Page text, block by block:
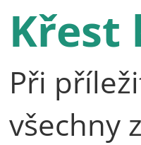
Křest
Při
všechny